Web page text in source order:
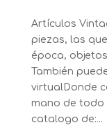
Artículos
piezas, las
época,
También
virtualDonde
mano de todo
catalogo de:...